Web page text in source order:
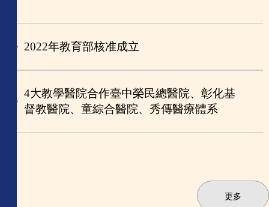
2022年教育部核准成立
4大教學醫院合作臺中榮民總醫院、彰化基
督教醫院、童綜合醫院、秀傳醫療體系
更多